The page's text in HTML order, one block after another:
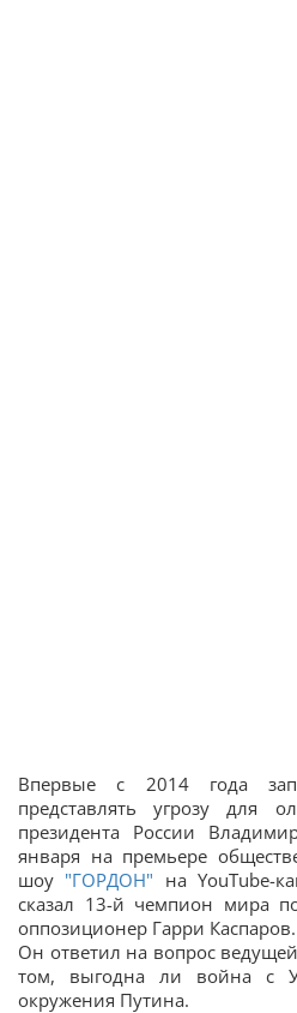
Впервые с 2014 года
представлять угрозу для
президента России
января на премьере
шоу "ГОРДОН" на YouTube-
сказал 13-й чемпион мира
оппозиционер Гарри Каспаров.
Он ответил на вопрос
том, выгодна ли война с
окружения Путина.